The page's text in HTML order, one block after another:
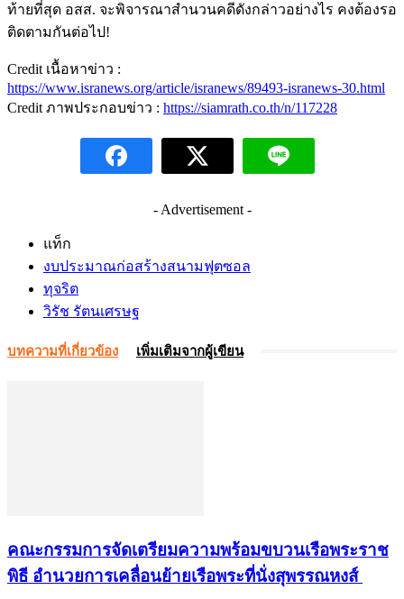
ท้ายที่สุด อสส. จะพิจารณาสำนวนคดีดังกล่าวอย่างไร คงต้องรอ
ติดตามกันต่อไป!
Credit เนื้อหาข่าว :
https://www.isranews.org/article/isranews/89493-isranews-30.html
Credit ภาพประกอบข่าว : https://siamrath.co.th/n/117228
- Advertisement -
แท็ก
งบประมาณก่อสร้างสนามฟุตซอล
ทุจริต
วิรัช รัตนเศรษฐ
บทความที่เกี่ยวข้อง เพิ่มเติมจากผู้เขียน
คณะกรรมการจัดเตรียมความพร้อมขบวนเรือพระราช
พิธี อำนวยการเคลื่อนย้ายเรือพระที่นั่งสุพรรณหงส์